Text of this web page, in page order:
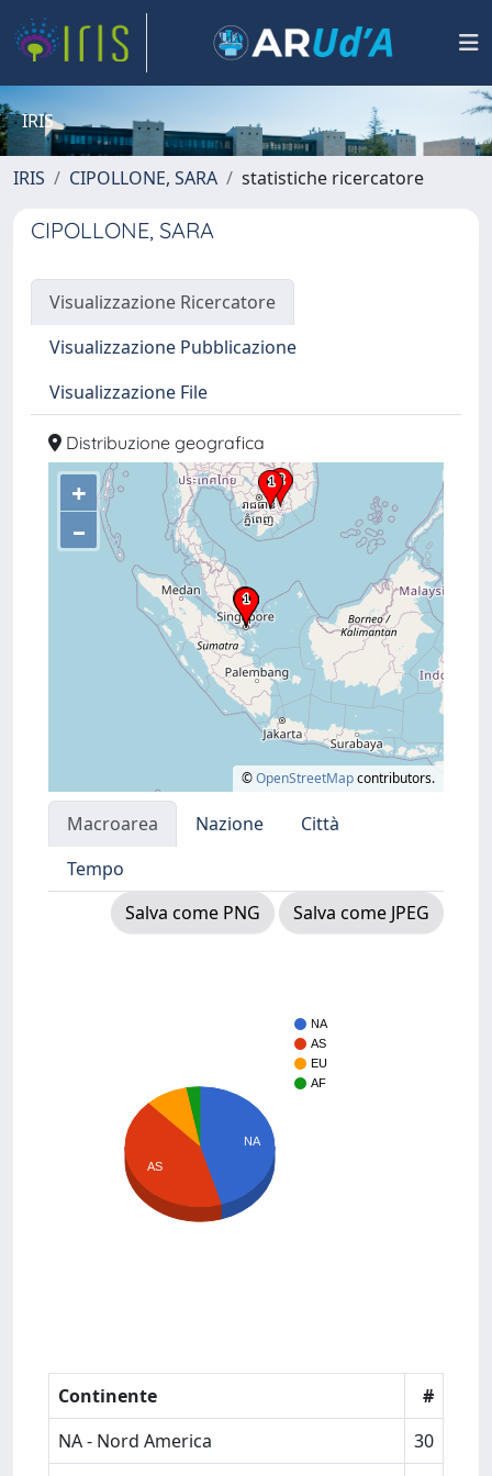
IRIS
IRIS CIPOLLONE, SARA statistiche ricercatore
CIPOLLONE, SARA
Visualizzazione Ricercatore
Visualizzazione Pubblicazione
Visualizzazione File
Distribuzione geografica
+
–
©OpenStreetMapcontributors.
Macroarea Nazione
Città
Tempo
Salva come PNG
Salva come JPEG
NA
AS
EU
AF
NA
AS
Continente
#
NA - Nord America
30